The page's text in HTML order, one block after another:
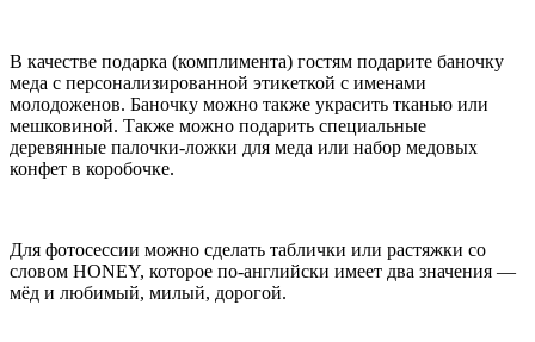
В качестве подарка (комплимента) гостям подарите баночку
меда с персонализированной этикеткой с именами
молодоженов. Баночку можно также украсить тканью или
мешковиной. Также можно подарить специальные
деревянные палочки-ложки для меда или набор медовых
конфет в коробочке.
Для фотосессии можно сделать таблички или растяжки со
словом HONEY, которое по-английски имеет два значения —
мёд и любимый, милый, дорогой.